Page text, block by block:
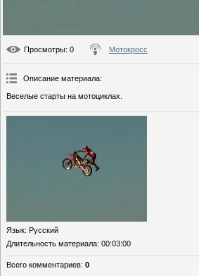
Просмотры: 0 Мотокросс
Описание материала:
Веселые старты на мотоциклах.
Язык: Русский
Длительность материала: 00:03:00
Всего комментариев: 0